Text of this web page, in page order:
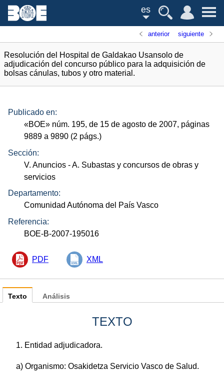
es
anterior siguiente
Resolución del Hospital de Galdakao Usansolo de
adjudicación del concurso público para la adquisición de
bolsas cánulas, tubos y otro material.
Publicado en:
«BOE» núm. 195, de 15 de agosto de 2007, páginas
9889 a 9890 (2 págs.)
Sección:
V. Anuncios - A. Subastas y concursos de obras y
servicios
Departamento:
Comunidad Autónoma del País Vasco
Referencia:
BOE-B-2007-195016
PDF XML
Texto
TEXTO
1. Entidad adjudicadora.
a) Organismo: Osakidetza Servicio Vasco de Salud.
Análisis